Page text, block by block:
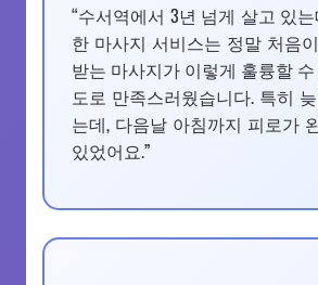
“수서역에서 3년 넘게 살고 있
한 마사지 서비스는 정말 처음
받는 마사지가 이렇게 훌륭할
도로 만족스러웠습니다. 특히
는데, 다음날 아침까지 피로가
있었어요.”